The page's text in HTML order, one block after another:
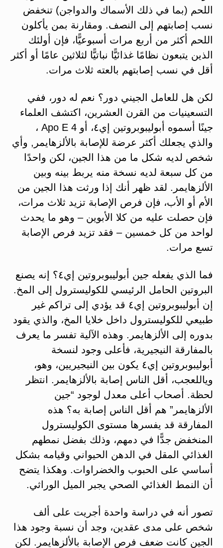
اللحم (بما في ذلك الأسماك والدواجن) تنخفض
نسب إصابتهم إلى النصف. ومقارنة بمن يأكلون
اللحم أكثر من أربع مرات أسبوعيًّا، فإن أولئك
الذين يتبعون نظامًا غذائيًّا نباتيًّا لثلاثين عامًا أو أكثر
أقل في نسب إصابتهم بالعته ثلاث مرات.
لكن هل للعامل الجيني دور؟ نعم له دور، ففي
التسعينيات من القرن العشرين، اكتشف العلماء
جينًا أسموه أبوليبوبروتين إي٤، أو Apo E 4 ،
والذي يجعلك أكثر عرضة للإصابة بالألزهايمر, وأي
شخص لديه شكل ما من هذا الجين، لكن واحدًا
من كل سبعة لديه نسخة منه يربط بينه وبين
الألزهايمر. لقد ظهر أنك إذا ورثت هذا الجين من
الأم أو الأب، فإن فرص الإصابة تزيد ثلاث مرات،
فإن حصلت عليه من كلا الأبوين – وهو ما يحدث
لواحد من كل خمسين – فقد تزيد فرص الإصابة
تسع مرات.
فما الذي يفعله جين أبوليبوبروتين إي٤؟ إنه يصنع
البروتين الحامل الرئيسي للكوليسترول إلى المخ.
إن أبوليبوبروتين إي٤ قد يؤدي إلى تراكم غير
طبيعي للكوليسترول داخل خلايا المخ، والذي يقود
بدوره إلى الألزهايمر. وهذه الآلية تفسر ما يعرف
بالمفارقة النيجيرية، فأعلى وجود لنسخة
أبوليبوبروتين إي٤ يكون بين النيجيريين، وهو،
وياللعجب، أقل الناس إصابة بالألزهايمر. انتظر
لحظة. أصحاب أعلى معدل لوجود “جين
الألزهايمر” هم أقل الناس إصابة به؟ هذه
المفارقة قد يفسرها مستوى الكوليسترول
المنخفض جدًّا في دمهم، وذلك بفضل نمطهم
الغذائي المقل في الدهن الحيواني وقيامه بشكل
أساسي على الحبوب والخضراوات. وهكذا يتضح
أن النمط الغذائي الصحي يجبر الميل الوراثي.
تصور أنه في دراسة واحدة أجريت على ألف
شخص على مدى عقدين، وجد أن نسبة وجود هذا
الجين كانت ضعف فرص الإصابة بالألزهايمر. لكن